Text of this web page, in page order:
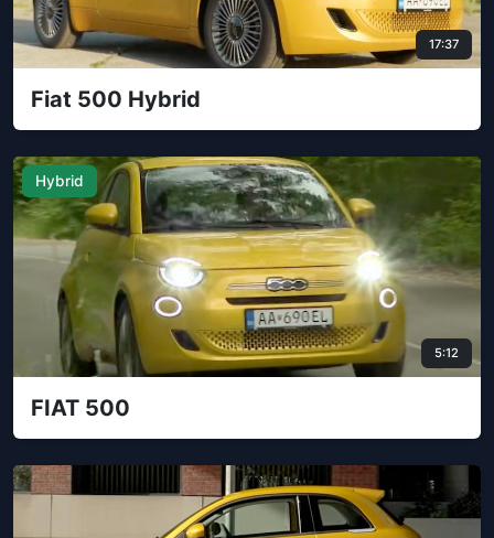
17:37
Fiat 500 Hybrid
Hybrid
5:12
FIAT 500